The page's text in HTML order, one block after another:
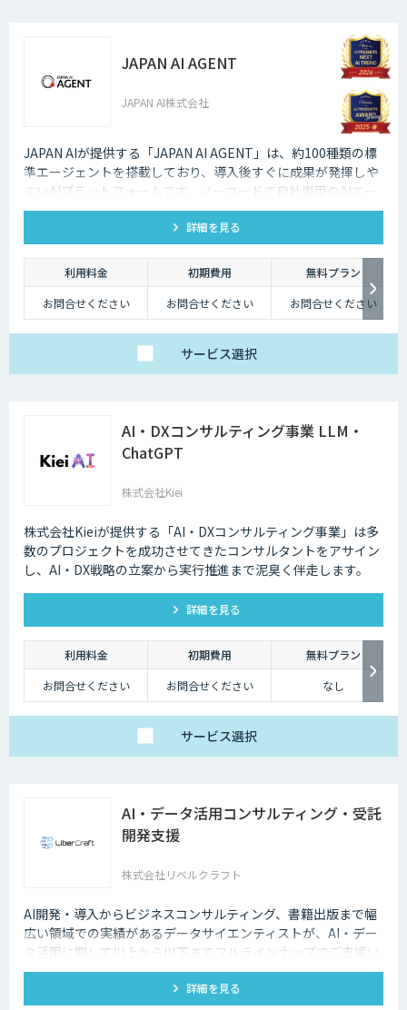
JAPAN AI AGENT
JAPAN AI株式会社
JAPAN AIが提供する「JAPAN AI AGENT」は、約100種類の標
準エージェントを搭載しており、導入後すぐに成果が発揮しや
すいAIプラットフォームです。ノーコードで自社専用のAIエー
ジェントも作成でき、「AI社員」として自律してタスクを遂行
する環境を構築可能です。
詳細を見る
利用料金 初期費用
無料プラン
お問合せください
お問合せください お問合せください
サービス選択
AI・DXコンサルティング事業 LLM・
ChatGPT
株式会社Kiei
株式会社Kieiが提供する「AI・DXコンサルティング事業」は多
数のプロジェクトを成功させてきたコンサルタントをアサイン
し、AI・DX戦略の立案から実行推進まで泥臭く伴走します。
詳細を見る
利用料金 初期費用
無料プラン
お問合せください
お問合せください なし
サービス選択
AI・データ活用コンサルティング・受託
開発支援
株式会社リベルクラフト
AI開発・導入からビジネスコンサルティング、書籍出版まで幅
広い領域での実績があるデータサイエンティストが、AI・デー
タ活用に関して川上から川下までフルラインナップでご支援い
たします。
詳細を見る